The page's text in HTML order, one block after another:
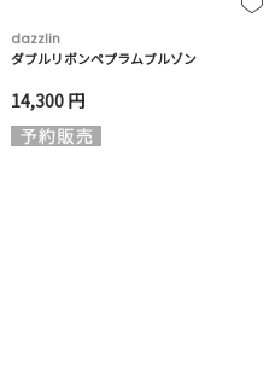
dazzlin
ダブルリボンペプラムブルゾン
14,300 円